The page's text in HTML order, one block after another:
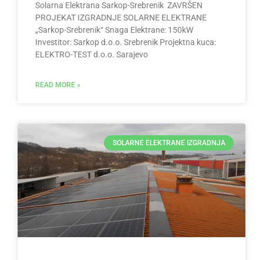
Solarna Elektrana Sarkop-Srebrenik ZAVRŠEN
PROJEKAT IZGRADNJE SOLARNE ELEKTRANE
„Sarkop-Srebrenik“ Snaga Elektrane: 150kW
Investitor: Sarkop d.o.o. Srebrenik Projektna kuca:
ELEKTRO-TEST d.o.o. Sarajevo
READ MORE »
SOLARNE ELEKTRANE IZGRADNJA